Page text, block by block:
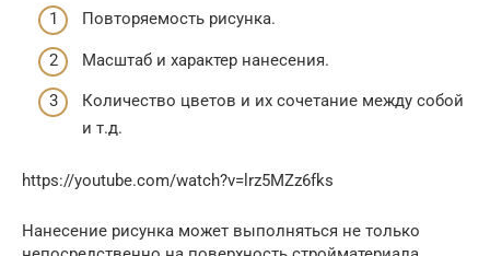
Повторяемость рисунка.
Масштаб и характер нанесения.
Количество цветов и их сочетание между собой
и т.д.
https://youtube.com/watch?v=lrz5MZz6fks
Нанесение рисунка может выполняться не только